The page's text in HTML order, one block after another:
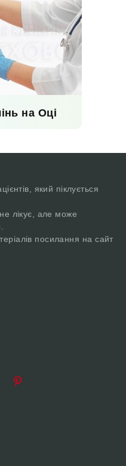
на Оці
який піклується
лікує, але може
посилання на сайт